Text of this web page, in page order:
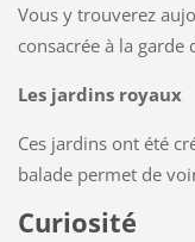
Vous y trouverez
consacrée à la garde
Les jardins royaux
Ces jardins ont été
balade permet de
Curiosité